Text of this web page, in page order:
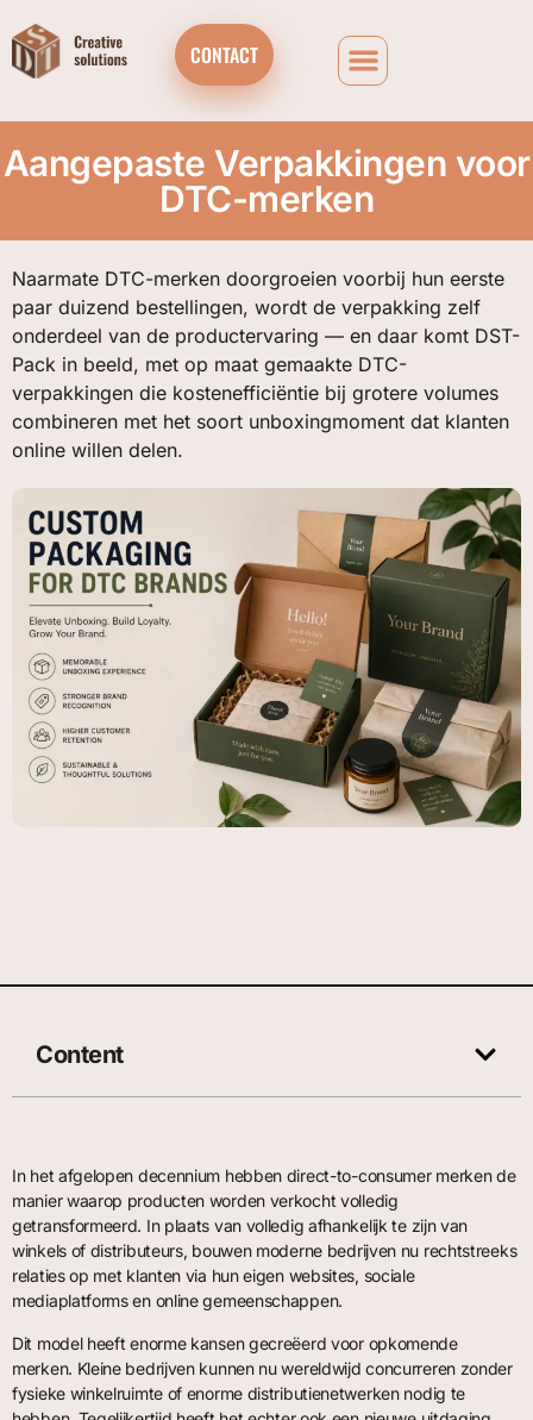
CONTACT
Aangepaste Verpakkingen voor
DTC-merken
Naarmate DTC-merken doorgroeien voorbij hun eerste
paar duizend bestellingen, wordt de verpakking zelf
onderdeel van de productervaring — en daar komt DST-
Pack in beeld, met op maat gemaakte DTC-
verpakkingen die kostenefficiëntie bij grotere volumes
combineren met het soort unboxingmoment dat klanten
online willen delen.
Content
In het afgelopen decennium hebben direct-to-consumer merken de
manier waarop producten worden verkocht volledig
getransformeerd. In plaats van volledig afhankelijk te zijn van
winkels of distributeurs, bouwen moderne bedrijven nu rechtstreeks
relaties op met klanten via hun eigen websites, sociale
mediaplatforms en online gemeenschappen.
Dit model heeft enorme kansen gecreëerd voor opkomende
merken. Kleine bedrijven kunnen nu wereldwijd concurreren zonder
fysieke winkelruimte of enorme distributienetwerken nodig te